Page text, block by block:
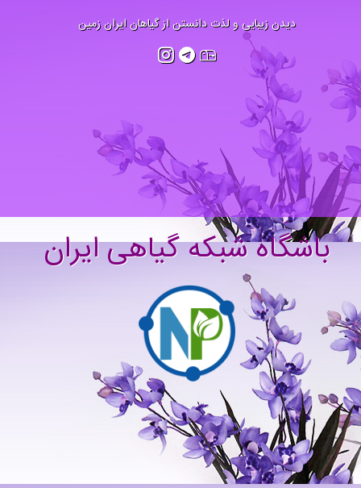
دیدن زیبایی و لذت دانستن از گیاهان ایران زمین
شبکه گیاهی ایران